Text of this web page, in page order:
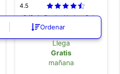
Ordenar
4.5
Griferia Ducha Hydros Calyx
Monocomando Transferencia
Duchador
Llega
Gratis
mañana